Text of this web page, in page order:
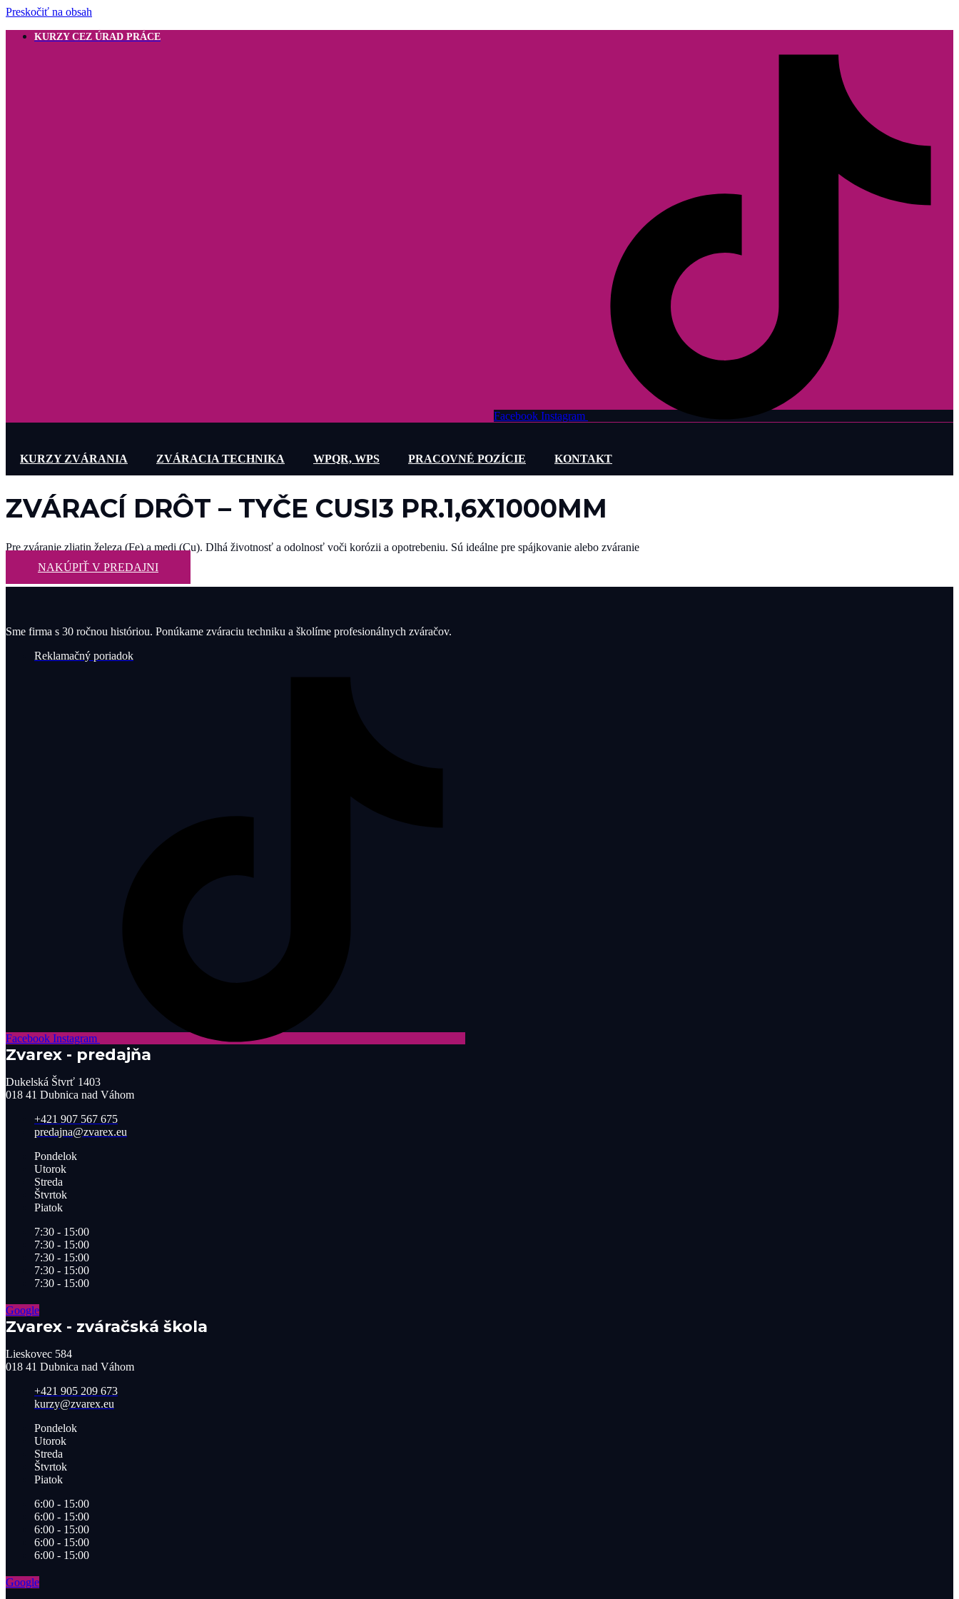
Preskočiť na obsah
KURZY CEZ ÚRAD PRÁCE
Facebook Instagram
KURZY ZVÁRANIA ZVÁRACIA TECHNIKA WPQR, WPS PRACOVNÉ POZÍCIE KONTAKT
ZVÁRACÍ DRÔT – TYČE CUSI3 PR.1,6X1000MM
Pre zváranie zliatin železa (Fe) a medi (Cu). Dlhá životnosť a odolnosť voči korózii a opotrebeniu. Sú ideálne pre spájkovanie alebo zváranie
NAKÚPIŤ V PREDAJNI
Sme firma s 30 ročnou históriou. Ponúkame zváraciu techniku a školíme profesionálnych zváračov.
Reklamačný poriadok
Facebook Instagram
Zvarex - predajňa
Dukelská Štvrť 1403
018 41 Dubnica nad Váhom
+421 907 567 675
predajna@zvarex.eu
Pondelok
Utorok
Streda
Štvrtok
Piatok
7:30 - 15:00
7:30 - 15:00
7:30 - 15:00
7:30 - 15:00
7:30 - 15:00
Google
Zvarex - zváračská škola
Lieskovec 584
018 41 Dubnica nad Váhom​
+421 905 209 673​
kurzy@zvarex.eu
Pondelok
Utorok
Streda
Štvrtok
Piatok
6:00 - 15:00
6:00 - 15:00
6:00 - 15:00
6:00 - 15:00
6:00 - 15:00
Google